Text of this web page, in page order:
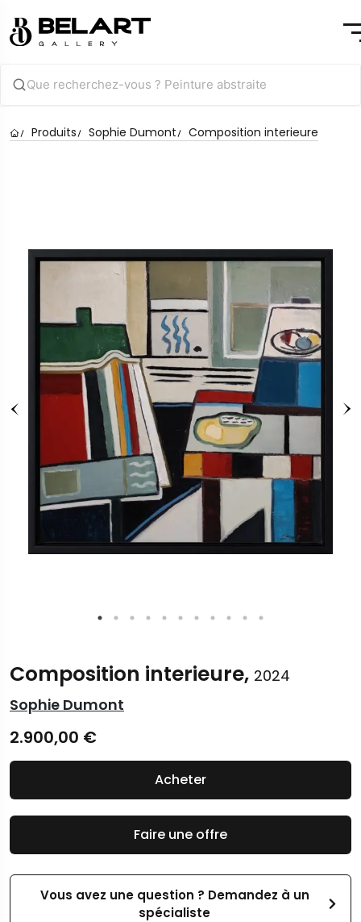
Produits Sophie Dumont Composition interieure
Composition interieure, 2024
Sophie Dumont
2.900,00 €
Faire une offre
Vous avez une question ? Demandez à un
spécialiste
Acheter